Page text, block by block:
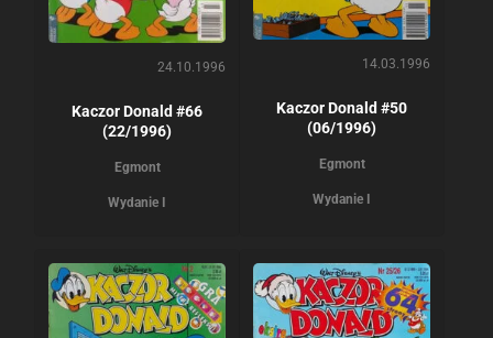
24.10.1996
Kaczor Donald #66
(22/1996)
Egmont
Wydanie I
14.03.1996
Kaczor Donald #50
(06/1996)
Egmont
Wydanie I